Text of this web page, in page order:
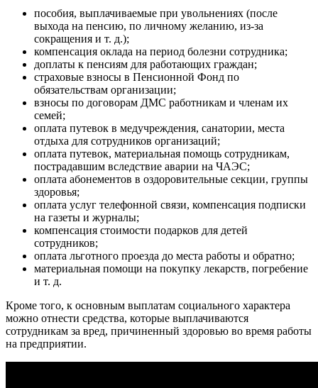
пособия, выплачиваемые при увольнениях (после
выхода на пенсию, по личному желанию, из-за
сокращения и т. д.);
компенсация оклада на период болезни сотрудника;
доплаты к пенсиям для работающих граждан;
страховые взносы в Пенсионной Фонд по
обязательствам организации;
взносы по договорам ДМС работникам и членам их
семей;
оплата путевок в медучреждения, санатории, места
отдыха для сотрудников организаций;
оплата путевок, материальная помощь сотрудникам,
пострадавшим вследствие аварии на ЧАЭС;
оплата абонементов в оздоровительные секции, группы
здоровья;
оплата услуг телефонной связи, компенсация подписки
на газеты и журналы;
компенсация стоимости подарков для детей
сотрудников;
оплата льготного проезда до места работы и обратно;
материальная помощи на покупку лекарств, погребение
и т. д.
Кроме того, к основным выплатам социального характера
можно отнести средства, которые выплачиваются
сотрудникам за вред, причиненный здоровью во время работы
на предприятии.